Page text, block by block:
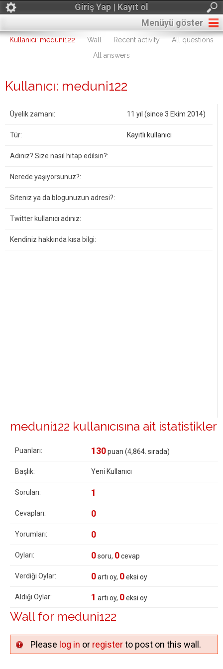
Giriş Yap | Kayıt ol
Menüyü göster
Kullanıcı: meduni122 Wall Recent activity
All questions
All answers
Kullanıcı: meduni122
Üyelik zamanı: 11 yıl (since 3 Ekim 2014)
Tür: Kayıtlı kullanıcı
Adınız? Size nasıl hitap edilsin?:
Nerede yaşıyorsunuz?:
Siteniz ya da blogunuzun adresi?:
Twitter kullanıcı adınız:
Kendiniz hakkında kısa bilgi:
meduni122 kullanıcısına ait istatistikler
Puanları: 130puan (4,864 . sırada)
Başlık: Yeni Kullanıcı
Soruları: 1
Cevapları: 0
Yorumları: 0
Oyları: 0soru, 0cevap
Verdiği Oylar: 0artı oy, 0eksi oy
Aldığı Oylar: 1 artı oy, 0eksi oy
Wall for meduni122
Please log in or registerto post on this wall.